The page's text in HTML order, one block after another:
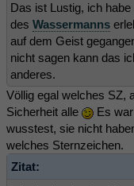
Das ist Lustig, ich
des Wassermanns
auf dem Geist
nicht sagen kann das
anderes.
Völlig egal welches SZ,
Sicherheit alle
Es
wusstest, sie nicht
welches Sternzeichen.
Zitat: